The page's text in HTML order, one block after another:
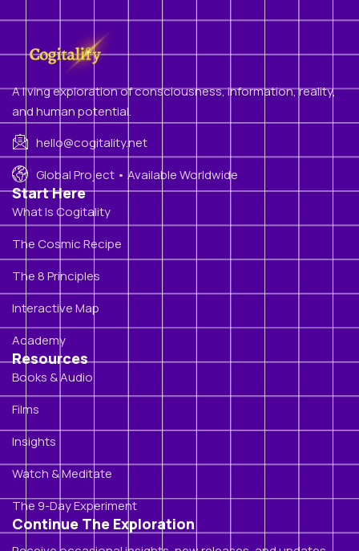
A living exploration of consciousness, information, reality,
and human potential.
hello@cogitality.net
Global Project • Available Worldwide
Start Here
What Is Cogitality
The Cosmic Recipe
The 8 Principles
Interactive Map
Academy
Resources
Books & Audio
Films
Insights
Watch & Meditate
The 9-Day Experiment
Continue The Exploration